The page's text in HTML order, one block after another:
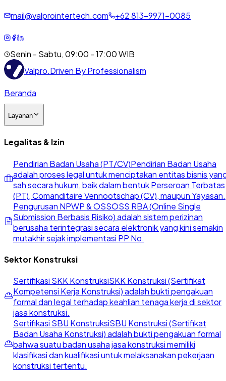
mail@valprointertech.com +62813-9971-0085
Senin - Sabtu, 09:00 - 17:00 WIB
Valpro.Driven By Professionalism
Beranda
Layanan
Legalitas & Izin
Pendirian Badan Usaha (PT/CV)Pendirian Badan Usaha
adalah proses legal untuk menciptakan entitas bisnis
sah secara hukum, baik dalam bentuk Perseroan Terbatas
(PT), Comanditaire Vennootschap (CV), maupun Yayasan.
Pengurusan NPWP & OSSOSS RBA (Online Single
Submission Berbasis Risiko) adalah sistem perizinan
berusaha terintegrasi secara elektronik yang kini semakin
mutakhir sejak implementasi PP No.
Sektor Konstruksi
Sertifikasi SKK KonstruksiSKK Konstruksi (Sertifikat
Kompetensi Kerja Konstruksi) adalah bukti pengakuan
formal dan legal terhadap keahlian tenaga kerja di sektor
jasa konstruksi.
Sertifikasi SBU KonstruksiSBU Konstruksi (Sertifikat
Badan Usaha Konstruksi) adalah bukti pengakuan formal
bahwa suatu badan usaha jasa konstruksi memiliki
klasifikasi dan kualifikasi untuk melaksanakan pekerjaan
konstruksi tertentu.